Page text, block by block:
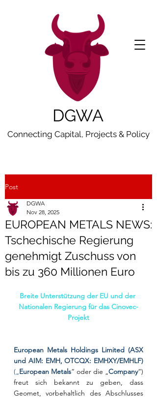
DGWA
Connecting Capital, Projects & Policy
Post
EUROPEAN METALS NEWS:
Tschechische Regierung
genehmigt Zuschuss von
bis zu 360 Millionen Euro
DGWA
Nov 28, 2025
Breite Unterstützung der EU und der
Nationalen Regierung für das Cinovec-
Projekt
European Metals Holdings Limited (ASX
(„European Metals“ oder die „Company“)
freut sich bekannt zu geben, dass
Geomet, vorbehaltlich des Abschlusses